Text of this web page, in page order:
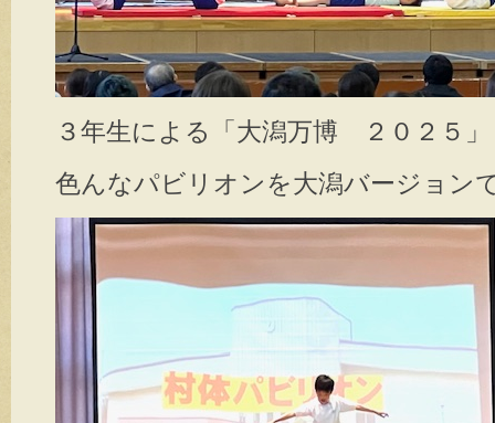
３年生による「大潟万博 ２０２５」
色んなパビリオンを大潟バージョン